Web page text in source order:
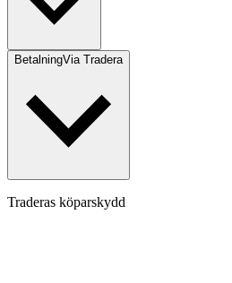
BetalningVia Tradera
Traderas köparskydd